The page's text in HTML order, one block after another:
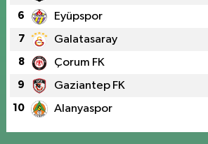
6 Eyüpspor
7 Galatasaray
8 Çorum FK
9 Gaziantep FK
10 Alanyaspor